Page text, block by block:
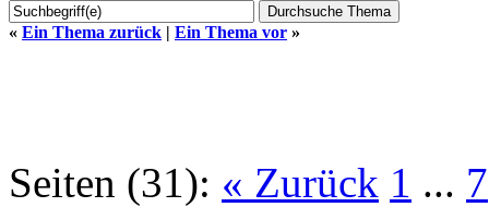
« Ein Thema zurück | Ein Thema vor »
Seiten (31): « Zurück 1 ... 7